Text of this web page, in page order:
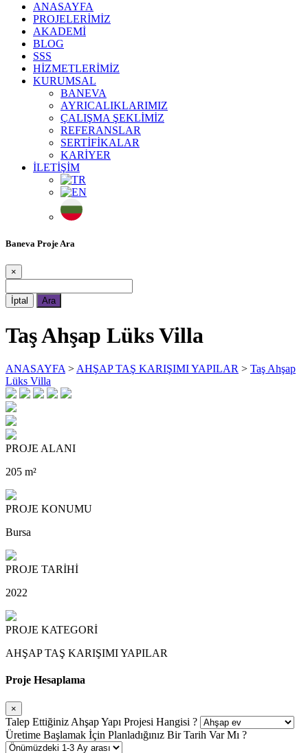
ANASAYFA
PROJELERİMİZ
AKADEMİ
BLOG
SSS
HİZMETLERİMİZ
KURUMSAL
BANEVA
AYRICALIKLARIMIZ
ÇALIŞMA ŞEKLİMİZ
REFERANSLAR
SERTİFİKALAR
KARİYER
İLETİŞİM
Baneva Proje Ara
×
İptal Ara
Taş Ahşap Lüks Villa
ANASAYFA > AHŞAP TAŞ KARIŞIMI YAPILAR > Taş Ahşap
Lüks Villa
PROJE ALANI
205 m²
PROJE KONUMU
Bursa
PROJE TARİHİ
2022
PROJE KATEGORİ
AHŞAP TAŞ KARIŞIMI YAPILAR
Proje Hesaplama
×
Talep Ettiğiniz Ahşap Yapı Projesi Hangisi ?
Üretime Başlamak İçin Planladığınız Bir Tarih Var Mı ?